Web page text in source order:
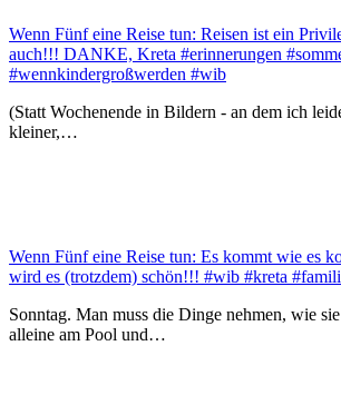
Wenn Fünf eine Reise tun: Reisen ist ein
auch!!! DANKE, Kreta #erinnerungen
#wennkindergroßwerden #wib
(Statt Wochenende in Bildern - an dem ich
kleiner,…
Wenn Fünf eine Reise tun: Es kommt wie es
wird es (trotzdem) schön!!! #wib #kreta
Sonntag. Man muss die Dinge nehmen, wie
alleine am Pool und…